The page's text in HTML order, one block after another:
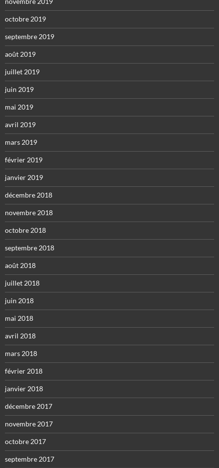
octobre 2019
septembre 2019
août 2019
juillet 2019
juin 2019
mai 2019
avril 2019
mars 2019
février 2019
janvier 2019
décembre 2018
novembre 2018
octobre 2018
septembre 2018
août 2018
juillet 2018
juin 2018
mai 2018
avril 2018
mars 2018
février 2018
janvier 2018
décembre 2017
novembre 2017
octobre 2017
septembre 2017